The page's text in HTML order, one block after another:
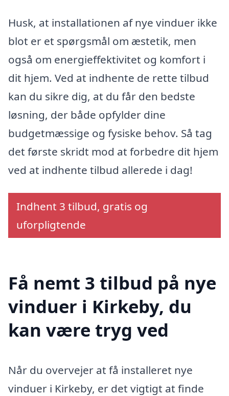
Husk, at installationen af nye vinduer ikke
blot er et spørgsmål om æstetik, men
også om energieffektivitet og komfort i
dit hjem. Ved at indhente de rette tilbud
kan du sikre dig, at du får den bedste
løsning, der både opfylder dine
budgetmæssige og fysiske behov. Så tag
det første skridt mod at forbedre dit hjem
ved at indhente tilbud allerede i dag!
Indhent 3 tilbud, gratis og
uforpligtende
Få nemt 3 tilbud på nye
vinduer i Kirkeby, du
kan være tryg ved
Når du overvejer at få installeret nye
vinduer i Kirkeby, er det vigtigt at finde